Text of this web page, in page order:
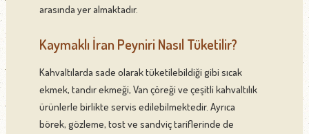
arasında yer almaktadır.
Kaymaklı İran Peyniri Nasıl Tüketilir?
Kahvaltılarda sade olarak tüketilebildiği gibi sıcak
ekmek, tandır ekmeği, Van çöreği ve çeşitli kahvaltılık
ürünlerle birlikte servis edilebilmektedir. Ayrıca
börek, gözleme, tost ve sandviç tariflerinde de